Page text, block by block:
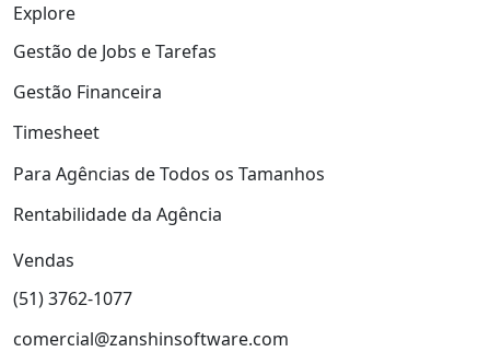
Explore
Gestão de Jobs e Tarefas
Gestão Financeira
Timesheet
Para Agências de Todos os Tamanhos
Rentabilidade da Agência
Vendas
(51) 3762-1077
comercial@zanshinsoftware.com